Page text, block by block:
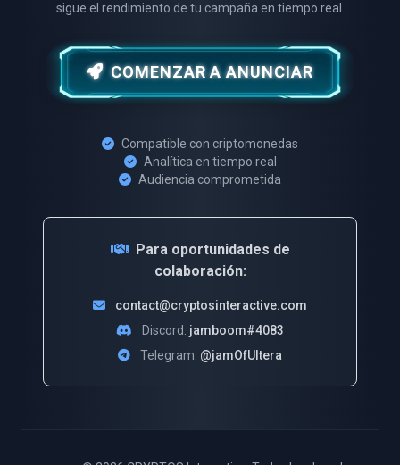
sigue el rendimiento de tu campaña en tiempo real.
COMENZAR A ANUNCIAR
Compatible con criptomonedas
Analítica en tiempo real
Audiencia comprometida
Para oportunidades de
colaboración:
contact@cryptosinteractive.com
Discord: jamboom#4083
Telegram: @jamOfUltera